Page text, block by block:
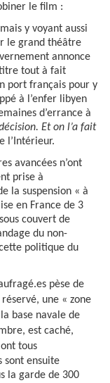
le film :
y voyant aussi
le grand théâtre
annonce
titre tout à fait
port français pour y
à l’enfer libyen
d’errance à
Et on l’a fait
l’Intérieur.
avancées n’ont
prise à
la suspension « à
en France de 3
couvert de
du non-
politique du
pèse de
une « zone
base navale de
est caché,
tous
sont ensuite
la garde de 300